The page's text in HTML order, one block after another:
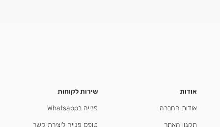
אודות
אודות החברה
תקנון האתר
שירות לקוחות
פנייה בWhatsapp
טופס פנייה ליצירת קשר